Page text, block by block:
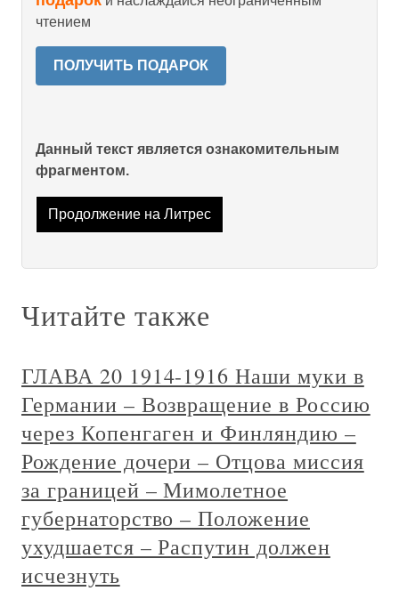
чтением
ПОЛУЧИТЬ ПОДАРОК
Данный текст является ознакомительным
фрагментом.
Продолжение на Литрес
Читайте также
ГЛАВА 20 1914-1916 Наши муки в
Германии – Возвращение в Россию
через Копенгаген и Финляндию –
Рождение дочери – Отцова миссия
за границей – Мимолетное
губернаторство – Положение
ухудшается – Распутин должен
исчезнуть